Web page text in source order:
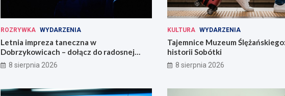
ROZRYWKA WYDARZENIA
Letnia impreza taneczna w
Dobrzykowicach – dołącz do radosnej
fety!8 sierpnia 2026
KULTURA WYDARZENIA
Tajemnice Muzeum
historii Sobótki
8 sierpnia 2026